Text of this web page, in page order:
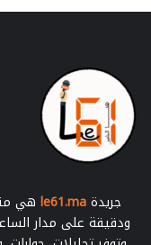
جريدةle61.ma هي
ودقيقة على مدار